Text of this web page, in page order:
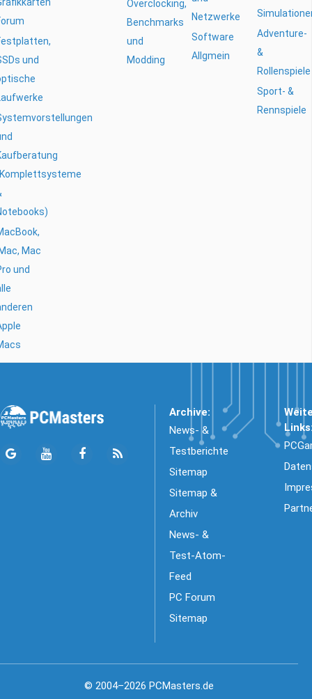
und
Mac
und
Overclocking,
Benchmarks
und
Modding
Netzwerke
Software
Allgmein
Adventure-
&
Rollenspiele
Sport- &
Rennspiele
Archive:
News- &
Testberichte
Sitemap
Sitemap &
Archiv
News- &
Test-Atom-
Feed
PC Forum
Sitemap
© 2004–2026 PCMasters.de